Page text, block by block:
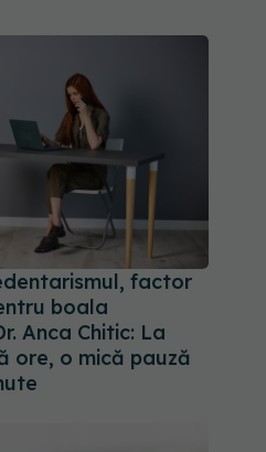
factor
boala
Anca Chitic: La
ore, o mică pauză